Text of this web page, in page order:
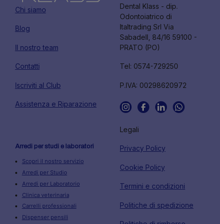
Chi siamo
Blog
Il nostro team
Contatti
Iscriviti al Club
Assistenza e Riparazione
Dental Klass - dip.
Odontoiatrico di
Italtrading Srl Via
Sabadell, 84/16 59100 -
PRATO (PO)
Tel: 0574-729250
P.IVA: 00298620972
Arredi per studi e laboratori
Scopri il nostro servizio
Arredi per Studio
Arredi per Laboratorio
Clinica veterinaria
Carrelli professionali
Dispenser pensili
Legali
Privacy Policy
Cookie Policy
Termini e condizioni
Politiche di spedizione